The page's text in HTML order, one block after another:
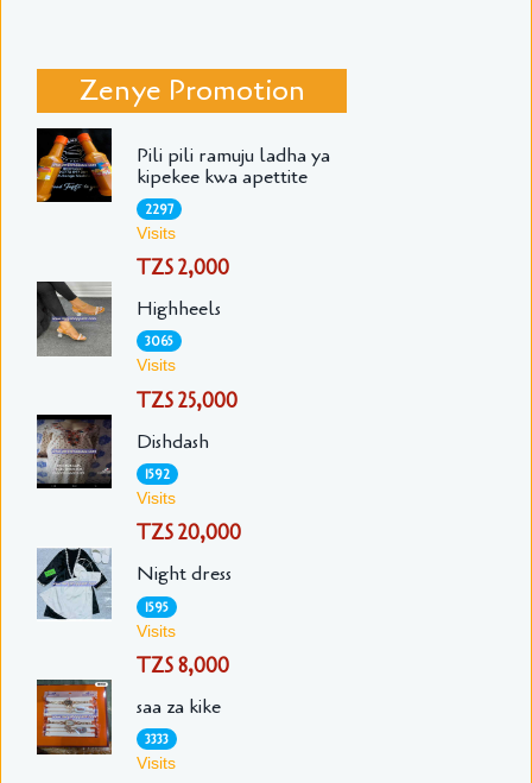
Zenye Promotion
Pili pili ramuju ladha ya
kipekee kwa apettite
2297
Visits
TZS 2,000
Highheels
3065
Visits
TZS 25,000
Dishdash
1592
Visits
TZS 20,000
Night dress
1595
Visits
TZS 8,000
saa za kike
3333
Visits